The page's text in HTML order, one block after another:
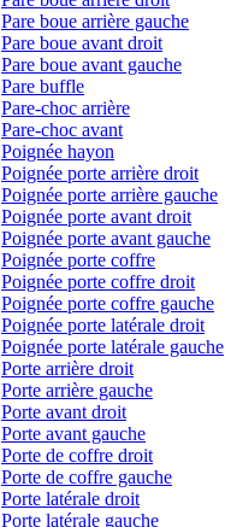
Pare boue arrière gauche
Pare boue avant droit
Pare boue avant gauche
Pare buffle
Pare-choc arrière
Pare-choc avant
Poignée hayon
Poignée porte arrière droit
Poignée porte arrière gauche
Poignée porte avant droit
Poignée porte avant gauche
Poignée porte coffre
Poignée porte coffre droit
Poignée porte coffre gauche
Poignée porte latérale droit
Poignée porte latérale gauche
Porte arrière droit
Porte arrière gauche
Porte avant droit
Porte avant gauche
Porte de coffre droit
Porte de coffre gauche
Porte latérale droit
Porte latérale gauche